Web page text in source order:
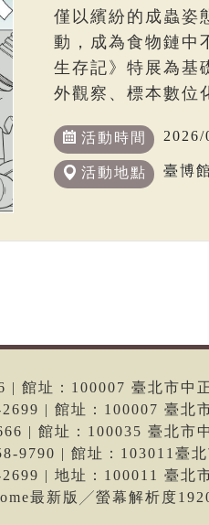
僅以繽紛的成蟲姿
動，成為食物鏈中
生存記》特展為
外觀察、標本數位
活動時間
活動地點 臺博
| 館址：100007 臺北市中
| 館址：100007 臺北
| 館址：100035 臺北市
9790 | 館址：103011臺
| 地址：100011 臺北
最新版╱螢幕解析度